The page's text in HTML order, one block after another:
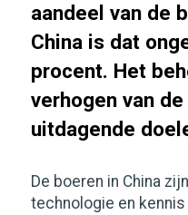
aandeel van de
China is dat
procent. Het
verhogen van
uitdagende
De boeren in China
technologie en